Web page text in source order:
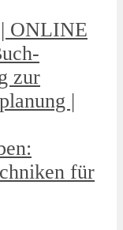
ONLINE
zur
|
für